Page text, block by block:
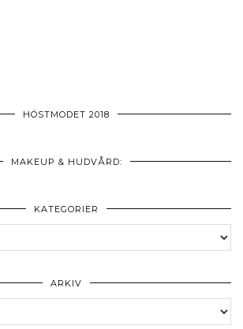
HÖSTMODET 2018
MAKEUP & HUDVÅRD:
KATEGORIER
ARKIV